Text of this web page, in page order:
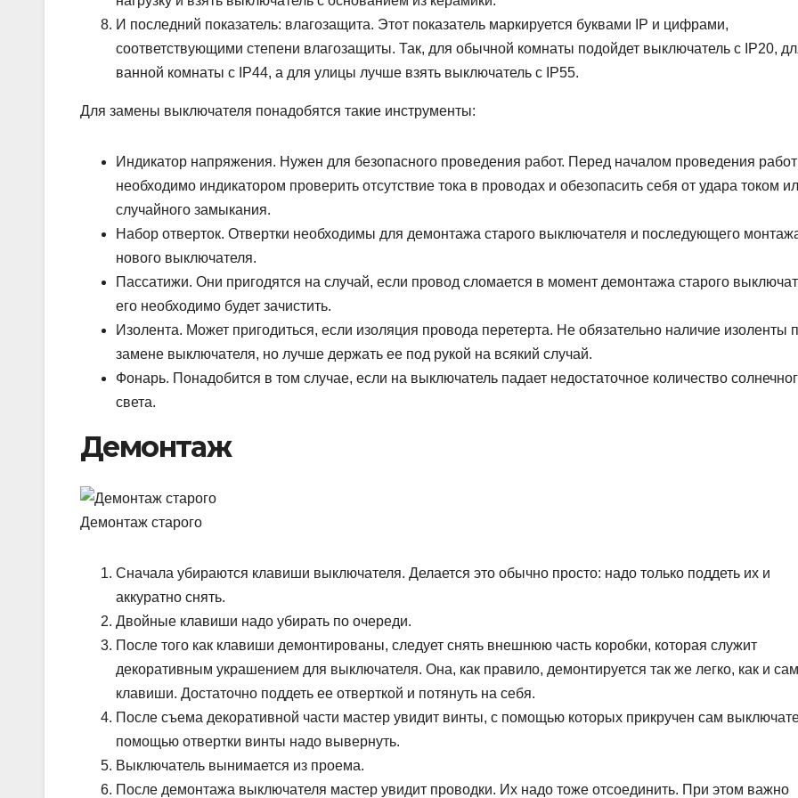
И последний показатель: влагозащита. Этот показатель маркируется буквами IP и цифрами,
соответствующими степени влагозащиты. Так, для обычной комнаты подойдет выключатель с IP20,
ванной комнаты с IP44, а для улицы лучше взять выключатель с IP55.
Для замены выключателя понадобятся такие инструменты:
Индикатор напряжения. Нужен для безопасного проведения работ. Перед началом проведения работ
необходимо индикатором проверить отсутствие тока в проводах и обезопасить себя от удара током
случайного замыкания.
Набор отверток. Отвертки необходимы для демонтажа старого выключателя и последующего
нового выключателя.
Пассатижи. Они пригодятся на случай, если провод сломается в момент демонтажа старого
его необходимо будет зачистить.
Изолента. Может пригодиться, если изоляция провода перетерта. Не обязательно наличие изоленты
замене выключателя, но лучше держать ее под рукой на всякий случай.
Фонарь. Понадобится в том случае, если на выключатель падает недостаточное количество
света.
Демонтаж
Демонтаж старого
Сначала убираются клавиши выключателя. Делается это обычно просто: надо только поддеть их и
аккуратно снять.
Двойные клавиши надо убирать по очереди.
После того как клавиши демонтированы, следует снять внешнюю часть коробки, которая служит
декоративным украшением для выключателя. Она, как правило, демонтируется так же легко, как и
клавиши. Достаточно поддеть ее отверткой и потянуть на себя.
После съема декоративной части мастер увидит винты, с помощью которых прикручен сам
помощью отвертки винты надо вывернуть.
Выключатель вынимается из проема.
После демонтажа выключателя мастер увидит проводки. Их надо тоже отсоединить. При этом важно